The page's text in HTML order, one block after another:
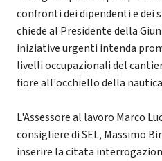
confronti dei dipendenti e dei
chiede al Presidente della
iniziative urgenti intenda
livelli occupazionali del
fiore all'occhiello della
L'Assessore al lavoro Marco
consigliere di SEL, Massimo
inserire la citata